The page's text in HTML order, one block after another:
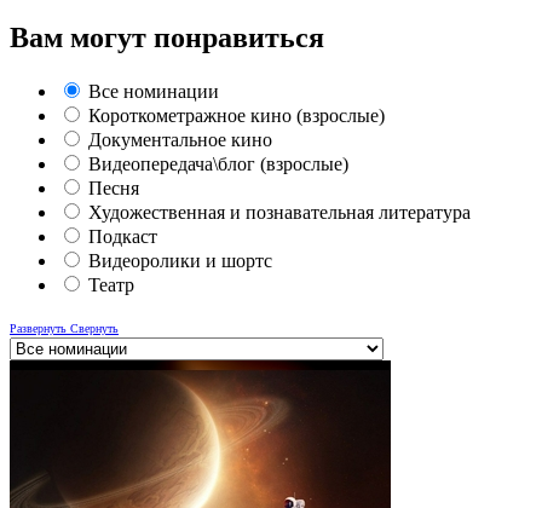
Вам могут понравиться
Все номинации
Короткометражное кино (взрослые)
Документальное кино
Видеопередача\блог (взрослые)
Песня
Художественная и познавательная литература
Подкаст
Видеоролики и шортс
Театр
Развернуть Свернуть